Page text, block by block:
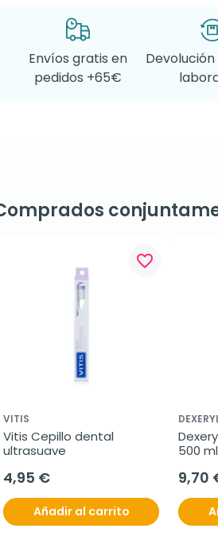
Envíos gratis en
pedidos +65€
Devolución
favorite_border
VITIS
Vitis Cepillo dental
ultrasuave
4,95 €
Añadir al carrito
500 ml
9,70